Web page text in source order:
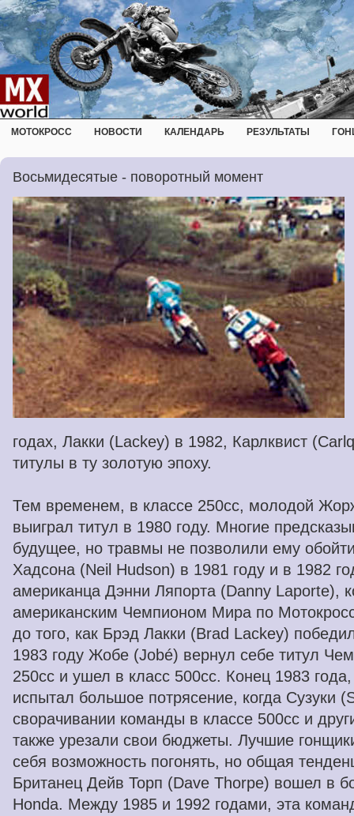
МОТОКРОСС НОВОСТИ КАЛЕНДАРЬ РЕЗУЛЬТАТЫ
Восьмидесятые - поворотный момент
годах, Лакки (Lackey) в 1982, Карлквист
титулы в ту золотую эпоху.
Тем временем, в классе 250cc, молодой
выиграл титул в 1980 году. Многие
будущее, но травмы не позволили ему
Хадсона (Neil Hudson) в 1981 году и в 1982
американца Дэнни Ляпорта (Danny Laporte),
американским Чемпионом Мира по
до того, как Брэд Лакки (Brad Lackey)
1983 году Жобе (Jobé) вернул себе титул
250сс и ушел в класс 500cc. Конец 1983
испытал большое потрясение, когда Сузуки
сворачивании команды в классе 500cc и
также урезали свои бюджеты. Лучшие
себя возможность погонять, но общая
Британец Дейв Торп (Dave Thorpe) вошел в
Honda. Между 1985 и 1992 годами, эта